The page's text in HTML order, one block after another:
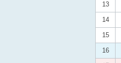
13
14
15
16